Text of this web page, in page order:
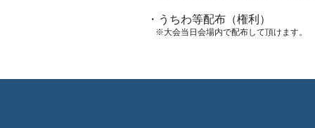
・うちわ等配布（権利）
※大会当日会場内で配布して頂けます。